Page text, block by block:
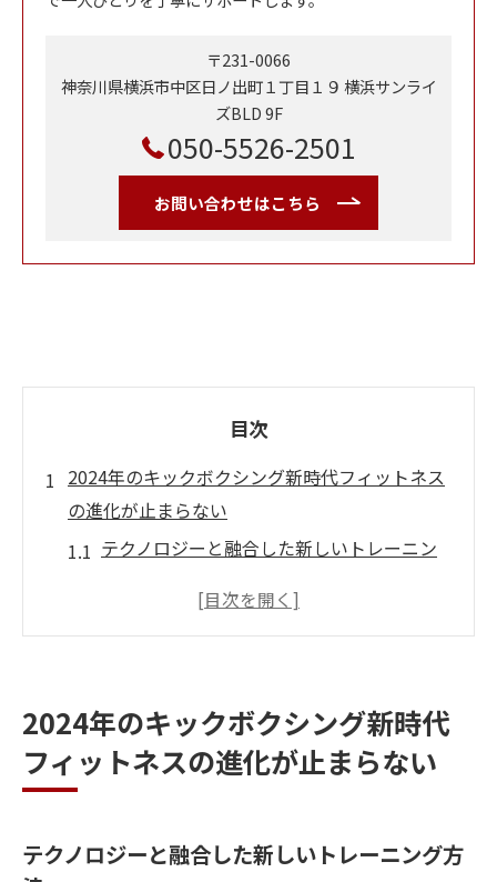
〒231-0066
神奈川県横浜市中区日ノ出町１丁目１９ 横浜サンライ
ズBLD 9F
050-5526-2501
お問い合わせはこちら
目次
2024年のキックボクシング新時代フィットネス
の進化が止まらない
テクノロジーと融合した新しいトレーニン
柔軟なフィットネスプログラムの導入
リアルタイムでのパフォーマンス分析
オンラインクラスの普及とその利点
初心者でも安心キックボクシングがもたらす健
康効果を徹底解説
2024年のキックボクシング新時代
フィットネスの進化が止まらない
テクノロジーと融合した新しいトレーニング方